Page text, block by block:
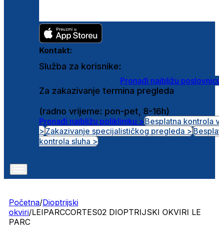
Kontakt:
Služba za korisnike:
Pronađi najbližu
Za zakazivanje termina pregleda
(radno vrijeme: pon-pet, 8-16h)
Pronađi najbližu polikliniku >Besplatna kontrola
>Zakazivanje specijalističkog pregleda >
kontrola sluha >
Početna/Dioptrijski
okviri/LEIPARCCORTES02 DIOPTRIJSKI OKVIRI LE
PARC